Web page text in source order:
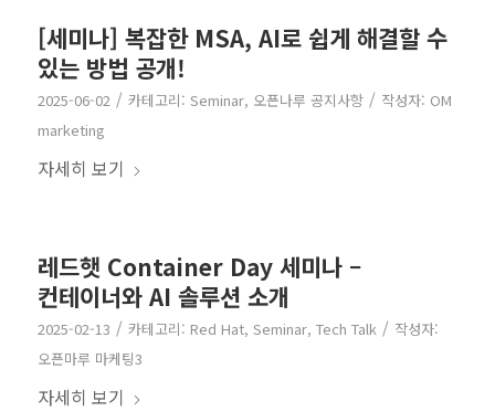
[세미나] 복잡한 MSA, AI로 쉽게 해결할 수
있는 방법 공개!
2025-06-02 / 카테고리: Seminar, 오픈나루 공지사항 / 작성자: OM
marketing
자세히 보기
레드햇 Container Day 세미나 –
컨테이너와 AI 솔루션 소개
2025-02-13 / 카테고리: Red Hat, Seminar, Tech Talk / 작성자:
오픈마루 마케팅3
자세히 보기